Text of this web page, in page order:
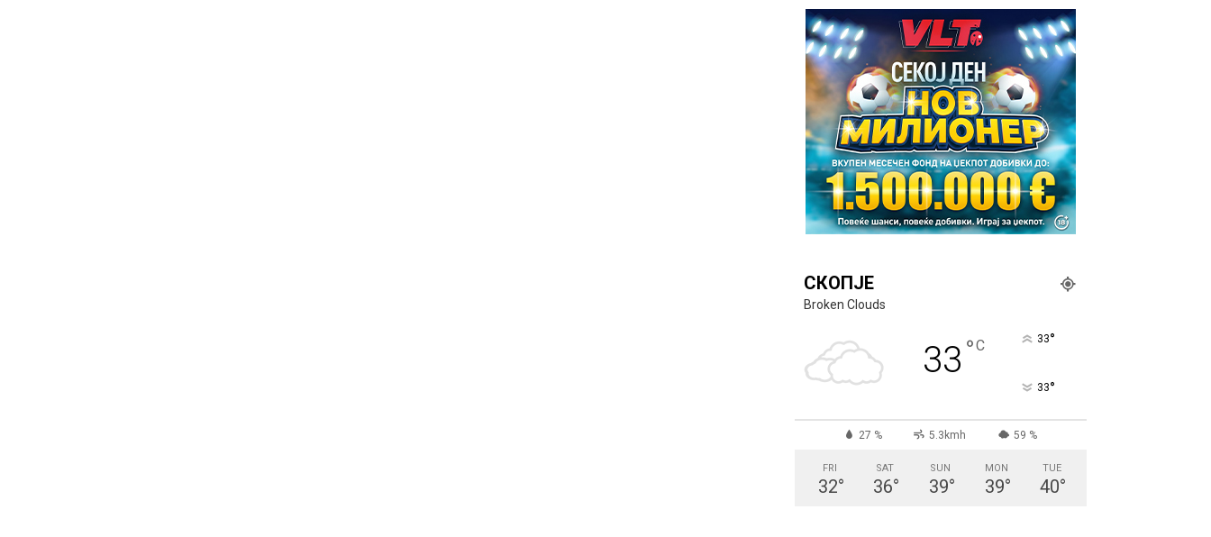
СКОПЈЕ
Broken Clouds
33 °C 33°
33°
27 % 5.3kmh 59 %
FRI
32°
SAT
36°
SUN
39°
MON
39°
TUE
40°